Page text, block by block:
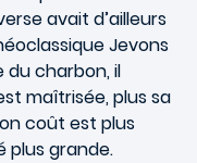
avait d’ailleurs
Jevons
du charbon, il
maîtrisée, plus sa
coût est plus
plus grande.